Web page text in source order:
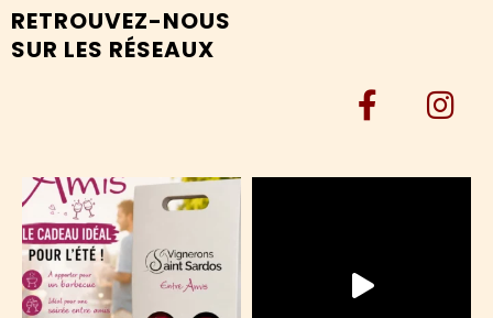
RETROUVEZ-NOUS
SUR LES RÉSEAUX